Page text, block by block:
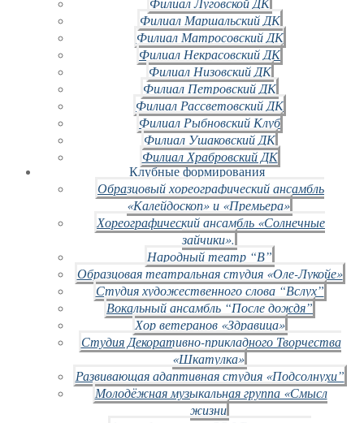
Филиал Маршальский ДК
Филиал Матросовский ДК
Филиал Некрасовский ДК
Филиал Низовский ДК
Филиал Петровский ДК
Филиал Рассветовский ДК
Филиал Рыбновский Клуб
Филиал Ушаковский ДК
Филиал Храбровский ДК
Клубные формирования
Образцовый хореографический ансамбль
«Калейдоскоп» и «Премьера»
Хореографический ансамбль «Солнечные
зайчики».
Народный театр “В”
Образцовая театральная студия «Оле-Лукойе»
Студия художественного слова “Вслух”
Вокальный ансамбль “После дождя”
Хор ветеранов «Здравица»
Студия Декоративно-прикладного Творчества
«Шкатулка»
Развивающая адаптивная студия «Подсолнухи”
Молодёжная музыкальная группа «Смысл
жизни